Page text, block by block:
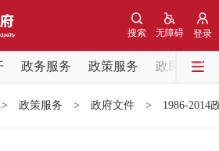
登录
无障碍
搜索
政务服务 政策服务
政民互动
党中央精神
政策服务 > 政府文件 > 1986-2014